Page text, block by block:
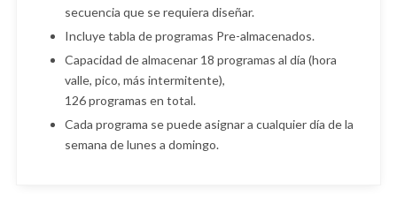
secuencia que se requiera diseñar.
Incluye tabla de programas Pre-almacenados.
Capacidad de almacenar 18 programas al día (hora
valle, pico, más intermitente),
126 programas en total.
Cada programa se puede asignar a cualquier día de la
semana de lunes a domingo.